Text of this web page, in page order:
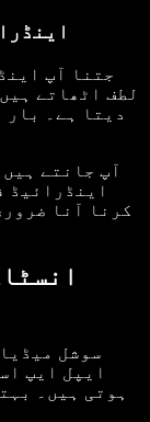
جتنا آپ
لطف اٹھاتے
دیتا ہے۔ بار
آپ جانتے
اینڈرائیڈ
کرنا آنا
سوشل
ایپل ایپ
ہوتی ہیں۔